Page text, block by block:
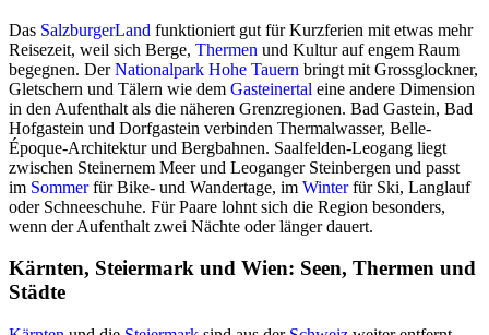
Das SalzburgerLand funktioniert gut für Kurzferien mit etwas mehr
Reisezeit, weil sich Berge, Thermen und Kultur auf engem Raum
begegnen. DerNationalpark Hohe Tauern bringt mit Grossglockner,
Gletschern und Tälern wie dem Gasteinertal eine andere Dimension
in den Aufenthalt als die näheren Grenzregionen. Bad Gastein, Bad
Hofgastein und Dorfgastein verbinden Thermalwasser, Belle-
Époque-Architektur und Bergbahnen. Saalfelden-Leogang liegt
zwischen Steinernem Meer und Leoganger Steinbergen und passt
im Sommerfür Bike- und Wandertage, im Winterfür Ski, Langlauf
oder Schneeschuhe. Für Paare lohnt sich die Region besonders,
wenn der Aufenthalt zwei Nächte oder länger dauert.
Kärnten, Steiermark und Wien: Seen, Thermen und
Städte